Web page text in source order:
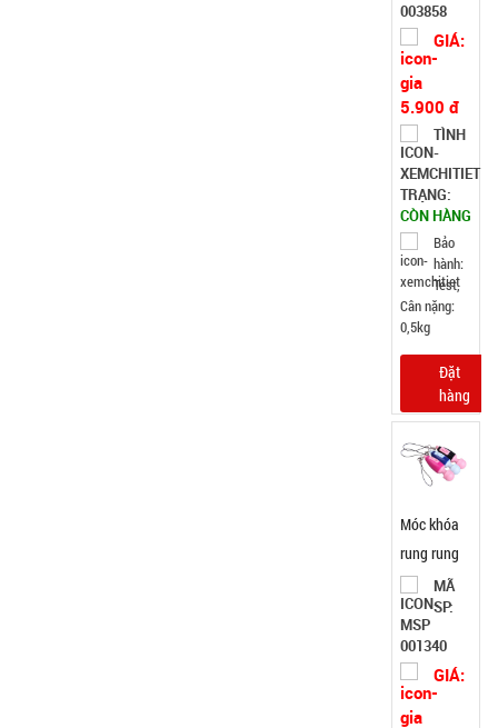
003858
GIÁ:
5.900 đ
TÌNH
TRẠNG:
CÒN HÀNG
Bảo
hành:
Test,
Cân nặng:
0,5kg
Đặt
hàng
Móc khóa
rung rung
mini
MÃ
SP:
001340
GIÁ: